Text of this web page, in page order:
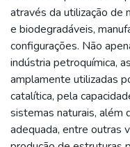
através da utilização de
e biodegradáveis,
configurações. Não
indústria petroquímica,
amplamente utilizadas
catalítica, pela
sistemas naturais, além
adequada, entre outras